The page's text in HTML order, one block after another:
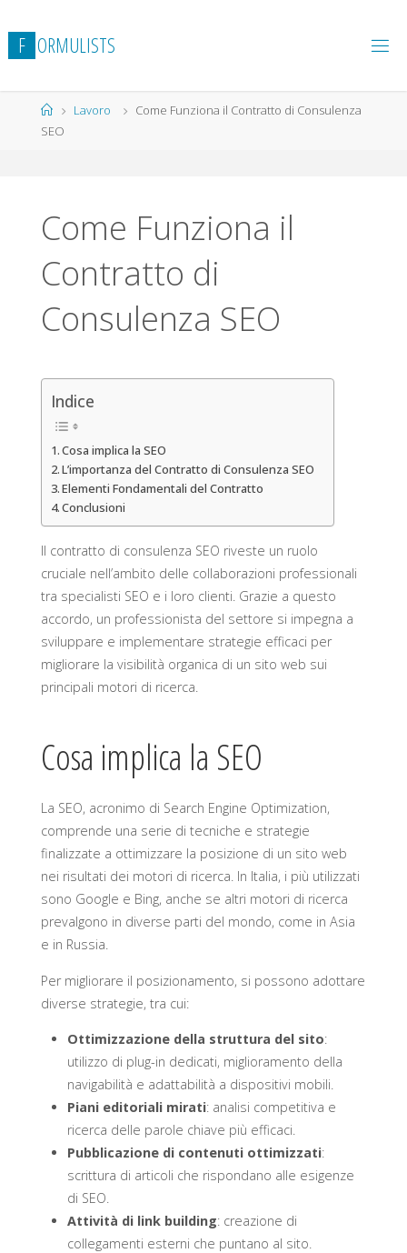
al
contenuto
F ORMULISTS
HomeLavoro
Come Funziona il Contratto di Consulenza
SEO
Come Funziona il
Contratto di
Consulenza SEO
Indice
Cosa implica la SEO
L’importanza del Contratto di Consulenza SEO
Elementi Fondamentali del Contratto
Conclusioni
Il contratto di consulenza SEO riveste un ruolo
cruciale nell’ambito delle collaborazioni professionali
tra specialisti SEO e i loro clienti. Grazie a questo
accordo, un professionista del settore si impegna a
sviluppare e implementare strategie efficaci per
migliorare la visibilità organica di un sito web sui
principali motori di ricerca.
Cosa implica la SEO
La SEO, acronimo di Search Engine Optimization,
comprende una serie di tecniche e strategie
finalizzate a ottimizzare la posizione di un sito web
nei risultati dei motori di ricerca. In Italia, i più utilizzati
sono Google e Bing, anche se altri motori di ricerca
prevalgono in diverse parti del mondo, come in Asia
e in Russia.
Per migliorare il posizionamento, si possono adottare
diverse strategie, tra cui:
Ottimizzazione della struttura del sito:
utilizzo di plug-in dedicati, miglioramento della
navigabilità e adattabilità a dispositivi mobili.
Piani editoriali mirati: analisi competitiva e
ricerca delle parole chiave più efficaci.
Pubblicazione di contenuti ottimizzati:
scrittura di articoli che rispondano alle esigenze
di SEO.
Attività di link building: creazione di
collegamenti esterni che puntano al sito.